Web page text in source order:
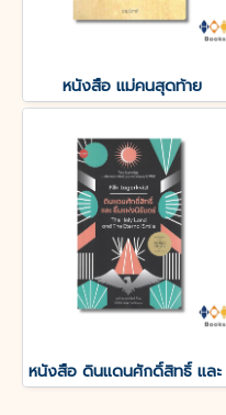
หนังสือ แม่คนสุดท้าย